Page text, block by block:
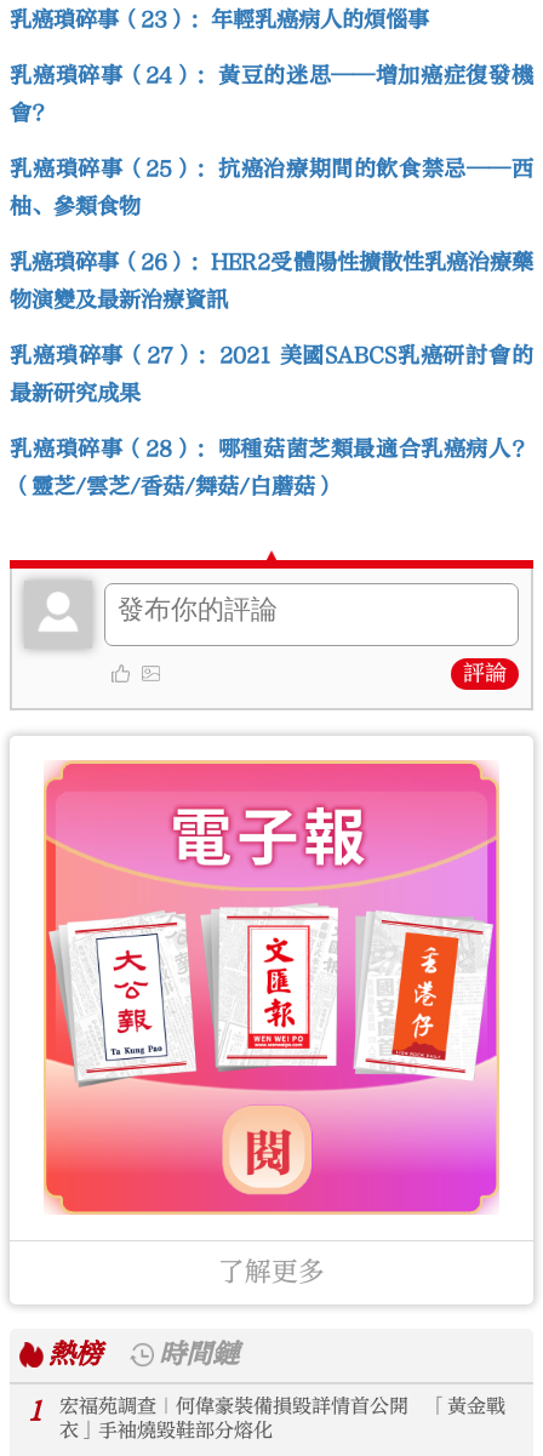
乳癌瑣碎事（23）：年輕乳癌病人的煩惱事
乳癌瑣碎事（24）：黃豆的迷思——增加癌症復發機
會?
乳癌瑣碎事（25）：抗癌治療期間的飲食禁忌——西
柚、參類食物
乳癌瑣碎事（26）：HER2受體陽性擴散性乳癌治療藥
物演變及最新治療資訊
乳癌瑣碎事（27）：2021 美國SABCS乳癌研討會的
最新研究成果
乳癌瑣碎事（28）：哪種菇菌芝類最適合乳癌病人？
（靈芝/雲芝/香菇/舞菇/白蘑菇）
評論
了解更多
熱榜
時間鏈
1
宏福苑調查｜何偉豪裝備損毀詳情首公開 「黃金戰
衣」手袖燒毀鞋部分熔化